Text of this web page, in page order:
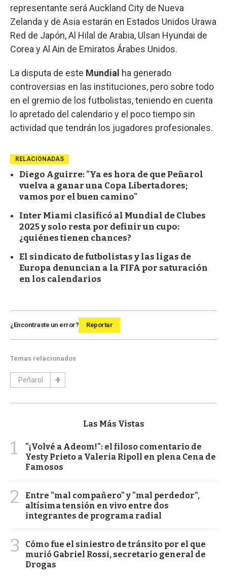
representante será Auckland City de Nueva
Zelanda y de Asia estarán en Estados Unidos Urawa
Red de Japón, Al Hilal de Arabia, Ulsan Hyundai de
Corea y Al Ain de Emiratos Árabes Unidos.
La disputa de este Mundial ha generado
controversias en las instituciones, pero sobre todo
en el gremio de los futbolistas, teniendo en cuenta
lo apretado del calendario y el poco tiempo sin
actividad que tendrán los jugadores profesionales.
RELACIONADAS
Diego Aguirre: "Ya es hora de que Peñarol
vuelva a ganar una Copa Libertadores;
vamos por el buen camino"
Inter Miami clasificó al Mundial de Clubes
2025 y solo resta por definir un cupo:
¿quiénes tienen chances?
El sindicato de futbolistas y las ligas de
Europa denuncian a la FIFA por saturación
en los calendarios
¿Encontraste un error? Reportar
Temas relacionados
Peñarol
Las Más Vistas
1
"¡Volvé a Adeom!": el filoso comentario de
Yesty Prieto a Valeria Ripoll en plena Cena de
Famosos
2
Entre "mal compañero" y "mal perdedor",
altísima tensión en vivo entre dos
integrantes de programa radial
3
Cómo fue el siniestro de tránsito por el que
murió Gabriel Rossi, secretario general de
Drogas